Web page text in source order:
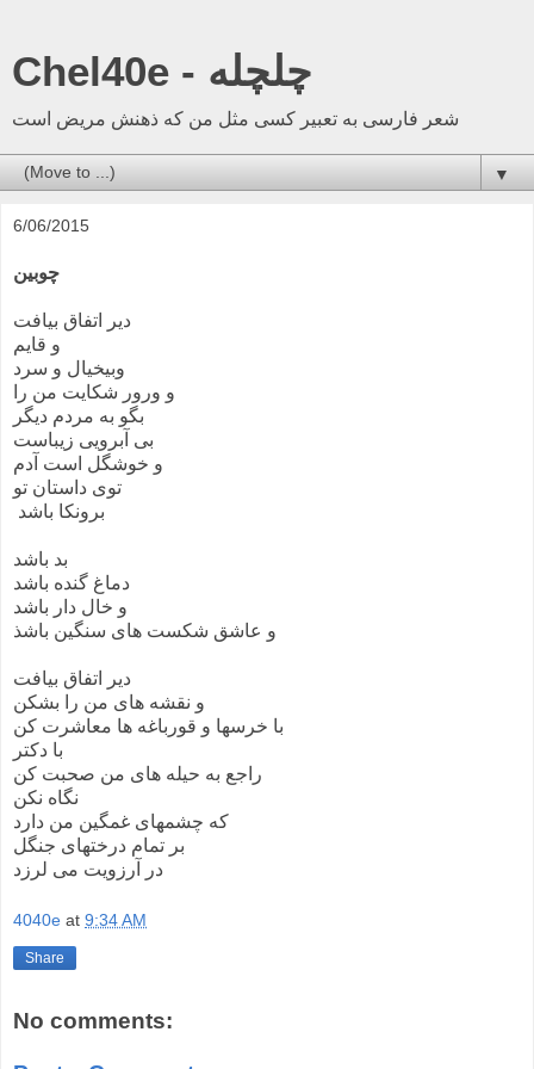
Chel40e - چلچله
شعر فارسی به تعبیر کسی مثل من که ذهنش مریض است
▼
6/06/2015
چوبین
دیر اتفاق بیافت
و قایم
وبیخیال و سرد
و ورور شکایت من را
بگو به مردم دیگر
بی آبرویی زیباست
و خوشگل است آدم
توی داستان تو
برونکا باشد
بد باشد
دماغ گنده باشد
و خال دار باشد
و عاشق شکست های سنگین باشذ
دیر اتفاق بیافت
و نقشه های من را بشکن
با خرسها و قورباغه ها معاشرت کن
با دکتر
راجع به حیله های من صحبت کن
نگاه نکن
که چشمهای غمگین من دارد
بر تمام درختهای جنگل
در آرزویت می لرزد
4040e at 9:34 AM
Share
No comments: